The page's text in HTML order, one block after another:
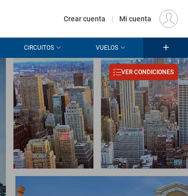
EUR
Crear cuenta | Mi cuenta
CIRCUITOS VUELOS
VER CONDICIONES